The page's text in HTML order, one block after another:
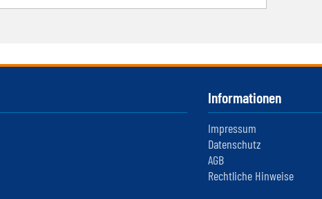
Informationen
Impressum
Datenschutz
AGB
Rechtliche Hinweise